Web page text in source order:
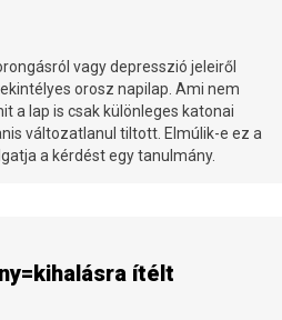
vagy depresszió jeleiről
orosz napilap. Ami nem
a lap is csak különleges katonai
változatlanul tiltott. Elmúlik-e ez a
a kérdést egy tanulmány.
ítélt